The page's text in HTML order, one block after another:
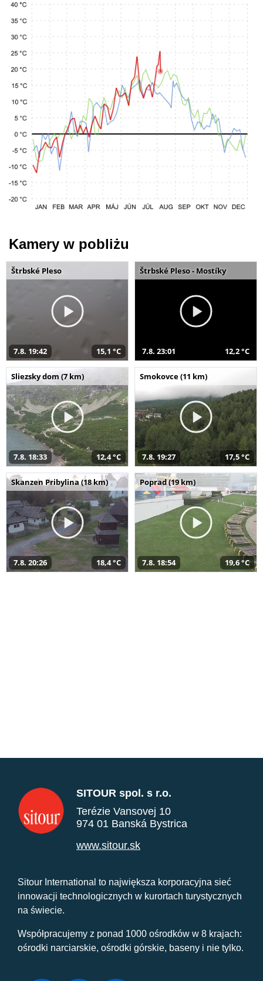
Kamery w pobliżu
Štrbské Pleso
7.8. 19:42 15,1 °C
Štrbské Pleso - Mostíky
7.8. 23:01 12,2 °C
Sliezsky dom (7 km)
7.8. 18:33 12,4 °C
Smokovce (11 km)
7.8. 19:27 17,5 °C
Skanzen Pribylina (18 km)
7.8. 20:26 18,4 °C
Poprad (19 km)
7.8. 18:54 19,6 °C
SITOUR spol. s r.o.
Terézie Vansovej 10
974 01 Banská Bystrica
www.sitour.sk
Sitour International to największa korporacyjna sieć
innowacji technologicznych w kurortach turystycznych
na świecie.
Współpracujemy z ponad 1000 ośrodków w 8 krajach:
ośrodki narciarskie, ośrodki górskie, baseny i nie tylko.